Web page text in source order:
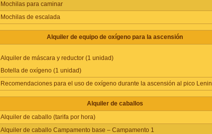
Mochilas para caminar
Mochilas de escalada
Alquiler de equipo de oxígeno para la ascensión
Alquiler de máscara y reductor (1 unidad)
Botella de oxígeno (1 unidad)
Recomendaciones para el uso de oxígeno durante la ascensión al pico Lenin
Alquiler de caballos
Alquiler de caballo (tarifa por hora)
Alquiler de caballo Campamento base – Campamento 1